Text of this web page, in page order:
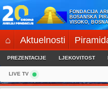
Skip
to
content
FONDACIJA
BOSANSKA
VISOKO,
⌂ Aktuelnosti
PREZENTACIJE LJEKOVITOST
LIVE TV